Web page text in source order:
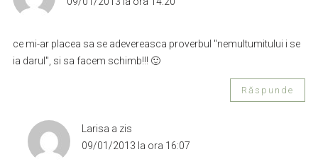
ce mi-ar placea sa se adevereasca proverbul "nemultumitului i se
ia darul", si sa facem schimb!!! 🙂
Răspunde
Larisa a zis
09/01/2013 la ora 16:07